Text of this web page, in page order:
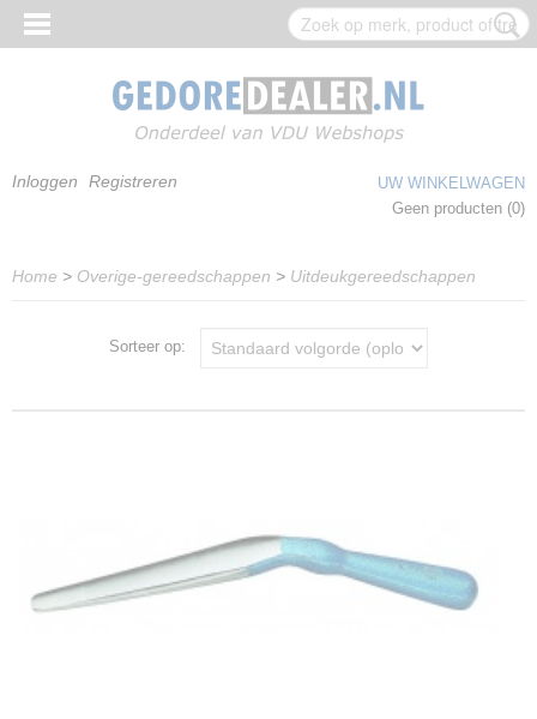
Inloggen Registreren
UW WINKELWAGEN
Geen producten (0)
Home > Overige-gereedschappen > Uitdeukgereedschappen
Sorteer op: